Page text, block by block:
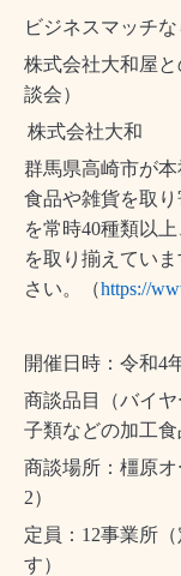
ビジネスマッチ
株式会社大和屋
談会）
株式会社大和
群馬県高崎市が本
食品や雑貨を取
を常時40種類以
を取り揃えてい
さい。（https://
開催日時：令和4
商談品目（バイ
子類などの加工
商談場所：橿原
2）
定員： 12事業所
す）